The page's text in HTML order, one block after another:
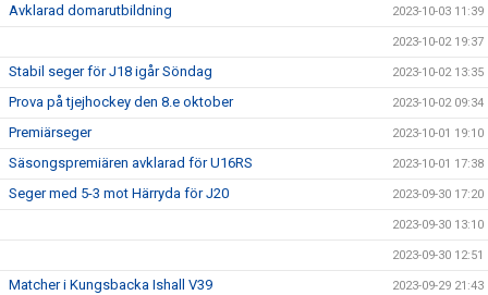
Avklarad domarutbildning 2023-10-03 11:39
2023-10-02 19:37
Stabil seger för J18 igår Söndag 2023-10-02 13:35
Prova på tjejhockey den 8.e oktober 2023-10-02 09:34
Premiärseger 2023-10-01 19:10
Säsongspremiären avklarad för U16RS 2023-10-01 17:38
Seger med 5-3 mot Härryda för J20 2023-09-30 17:20
2023-09-30 13:10
2023-09-30 12:51
Matcher i Kungsbacka Ishall V39 2023-09-29 21:43